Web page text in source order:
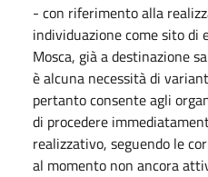
- con riferimento alla
individuazione come sito di
Mosca, già a destinazione
è alcuna necessità di
pertanto consente agli
di procedere
realizzativo, seguendo le
al momento non ancora